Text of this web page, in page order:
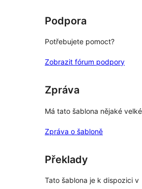
Podpora
Potřebujete pomoct?
Zobrazit fórum podpory
Zpráva
Má tato šablona nějaké
Zpráva o šabloně
Překlady
Tato šablona je k dispozici v